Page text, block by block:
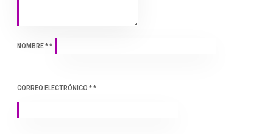
NOMBRE**
CORREO ELECTRÓNICO **